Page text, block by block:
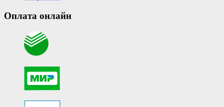
Оплата онлайн